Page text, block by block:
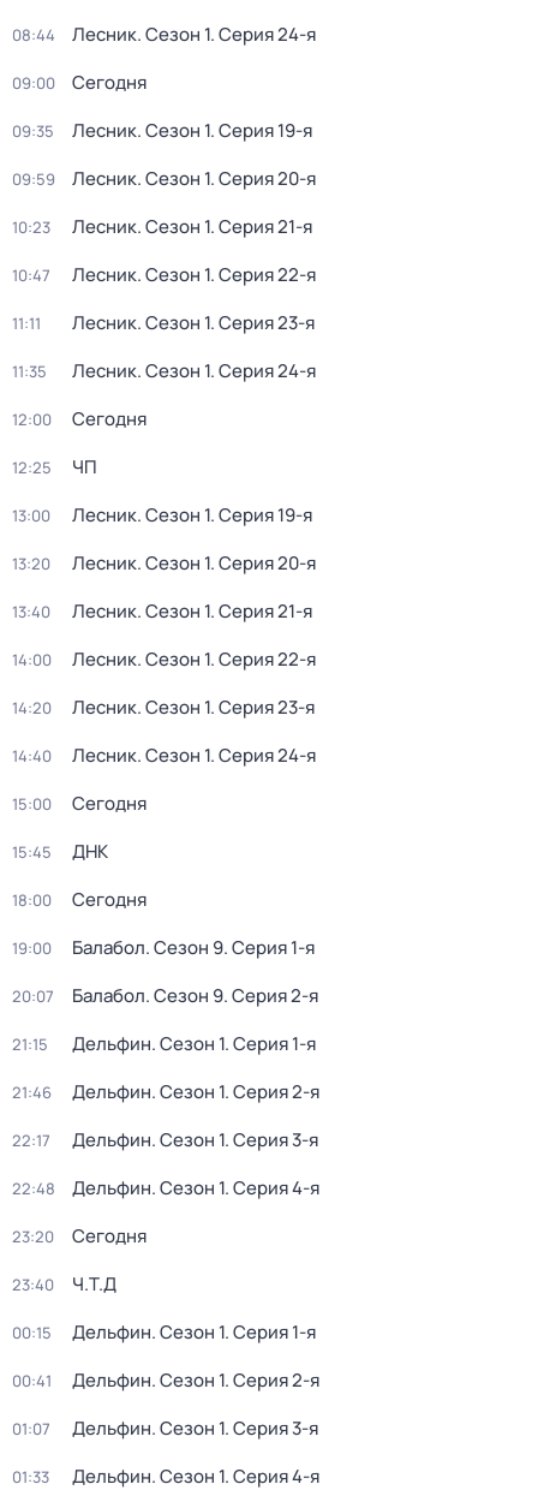
08:44 Лесник. Сезон 1. Серия 24-я
09:00 Сегодня
09:35 Лесник. Сезон 1. Серия 19-я
09:59 Лесник. Сезон 1. Серия 20-я
10:23 Лесник. Сезон 1. Серия 21-я
10:47 Лесник. Сезон 1. Серия 22-я
11:11 Лесник. Сезон 1. Серия 23-я
11:35 Лесник. Сезон 1. Серия 24-я
12:00 Сегодня
12:25 ЧП
13:00 Лесник. Сезон 1. Серия 19-я
13:20 Лесник. Сезон 1. Серия 20-я
13:40 Лесник. Сезон 1. Серия 21-я
14:00 Лесник. Сезон 1. Серия 22-я
14:20 Лесник. Сезон 1. Серия 23-я
14:40 Лесник. Сезон 1. Серия 24-я
15:00 Сегодня
15:45 ДНК
18:00 Сегодня
19:00 Балабол. Сезон 9. Серия 1-я
20:07 Балабол. Сезон 9. Серия 2-я
21:15 Дельфин. Сезон 1. Серия 1-я
21:46 Дельфин. Сезон 1. Серия 2-я
22:17 Дельфин. Сезон 1. Серия 3-я
22:48 Дельфин. Сезон 1. Серия 4-я
23:20 Сегодня
23:40 Ч.T.Д
00:15 Дельфин. Сезон 1. Серия 1-я
00:41 Дельфин. Сезон 1. Серия 2-я
01:07 Дельфин. Сезон 1. Серия 3-я
01:33 Дельфин. Сезон 1. Серия 4-я